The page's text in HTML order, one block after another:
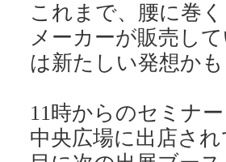
これまで、腰に巻
メーカーが販売し
は新たしい発想か
11時からのセミナ
中央広場に出店さ